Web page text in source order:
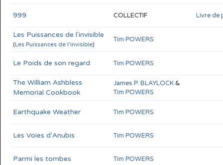
999 COLLECTIF Livre de
Les Puissances de l'invisible
(Les Puissances de l'invisible)
Tim POWERS
Le Poids de son regard Tim POWERS
The William Ashbless
Memorial Cookbook
James P. BLAYLOCK&
Tim POWERS
Earthquake Weather Tim POWERS
Les Voies d'Anubis Tim POWERS
Parmi les tombes Tim POWERS